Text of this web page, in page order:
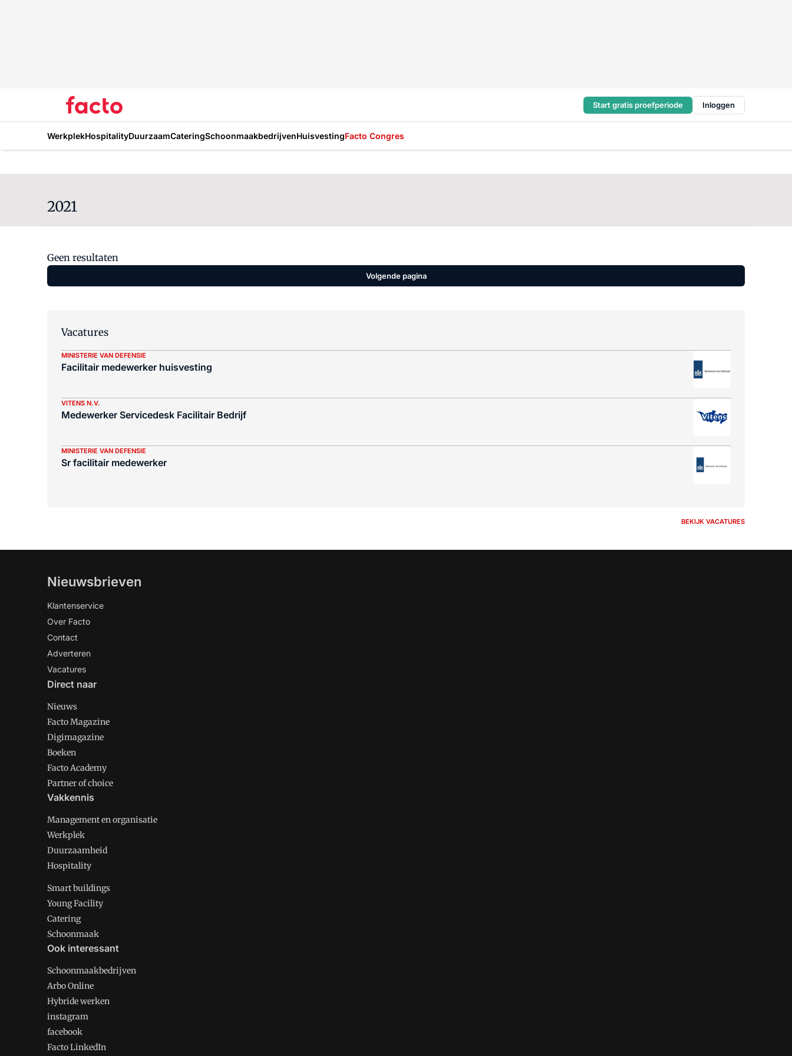
Start gratis proefperiode Inloggen
WerkplekHospitalityDuurzaamCateringSchoonmaakbedrijvenHuisvestingFacto Congres
2021
Geen resultaten
Volgende pagina
Vacatures
MINISTERIE VAN DEFENSIE
Facilitair medewerker huisvesting
VITENS N.V.
Medewerker Servicedesk Facilitair Bedrijf
MINISTERIE VAN DEFENSIE
Sr facilitair medewerker
BEKIJK VACATURES
Nieuwsbrieven
Klantenservice
Over Facto
Contact
Adverteren
Vacatures
Direct naar
Nieuws
Facto Magazine
Digimagazine
Boeken
Facto Academy
Partner of choice
Vakkennis
Management en organisatie
Werkplek
Duurzaamheid
Hospitality
Smart buildings
Young Facility
Catering
Schoonmaak
Ook interessant
Schoonmaakbedrijven
Arbo Online
Hybride werken
instagram
facebook
Facto LinkedIn